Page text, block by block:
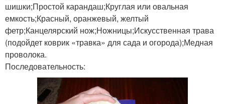
шишки;Простой карандаш;Круглая или овальная
емкость;Красный, оранжевый, желтый
фетр;Канцелярский нож;Ножницы;Искусственная трава
(подойдет коврик «травка» для сада и огорода);Медная
проволока.
Последовательность: